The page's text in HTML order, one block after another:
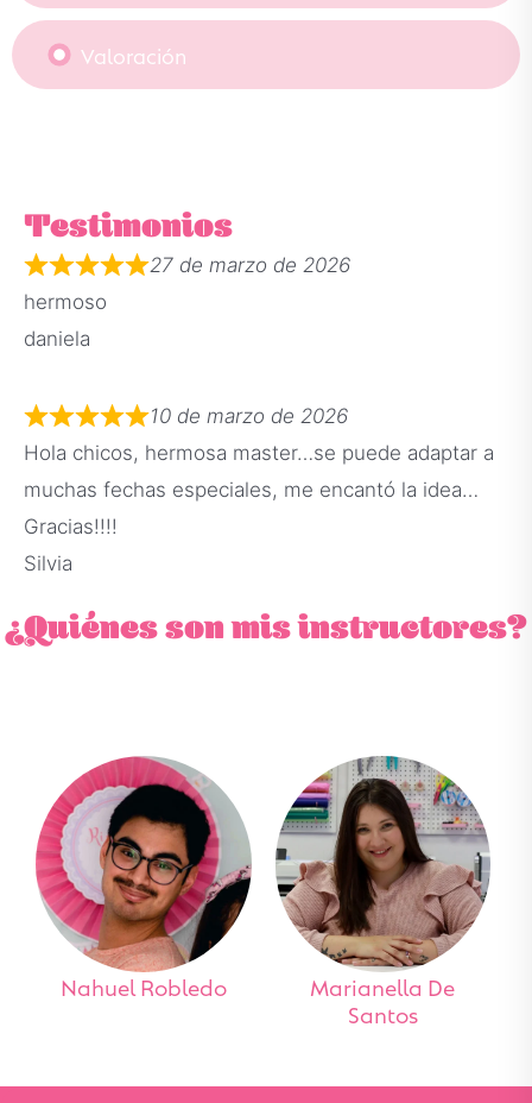
Valoración
Testimonios
27 de marzo de 2026
hermoso
daniela
10 de marzo de 2026
Hola chicos, hermosa master…se puede adaptar a
muchas fechas especiales, me encantó la idea…
Gracias!!!!
Silvia
¿Quiénes son mis instructores?
Nahuel Robledo
Marianella De
Santos